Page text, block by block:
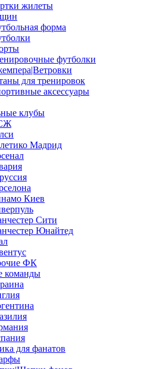
жилеты
форма
футболки
для тренировок
аксессуары
клубы
Мадрид
Киев
Сити
Юнайтед
ФК
команды
для фанатов